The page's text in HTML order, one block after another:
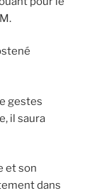
gestes
il saura
et son
dans